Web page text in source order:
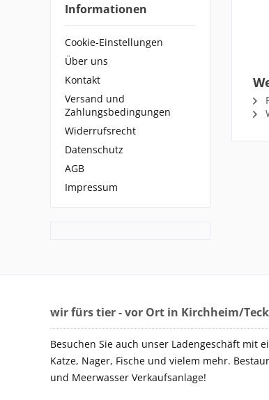
Informationen
Cookie-Einstellungen
Über uns
Kontakt
Versand und
Zahlungsbedingungen
Widerrufsrecht
Datenschutz
AGB
Impressum
wir fürs tier - vor Ort in Kirchheim/
Besuchen Sie auch unser Ladengeschäft mit
Katze, Nager, Fische und vielem mehr.
und Meerwasser Verkaufsanlage!